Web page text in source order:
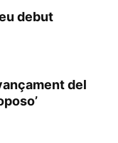
debut
del